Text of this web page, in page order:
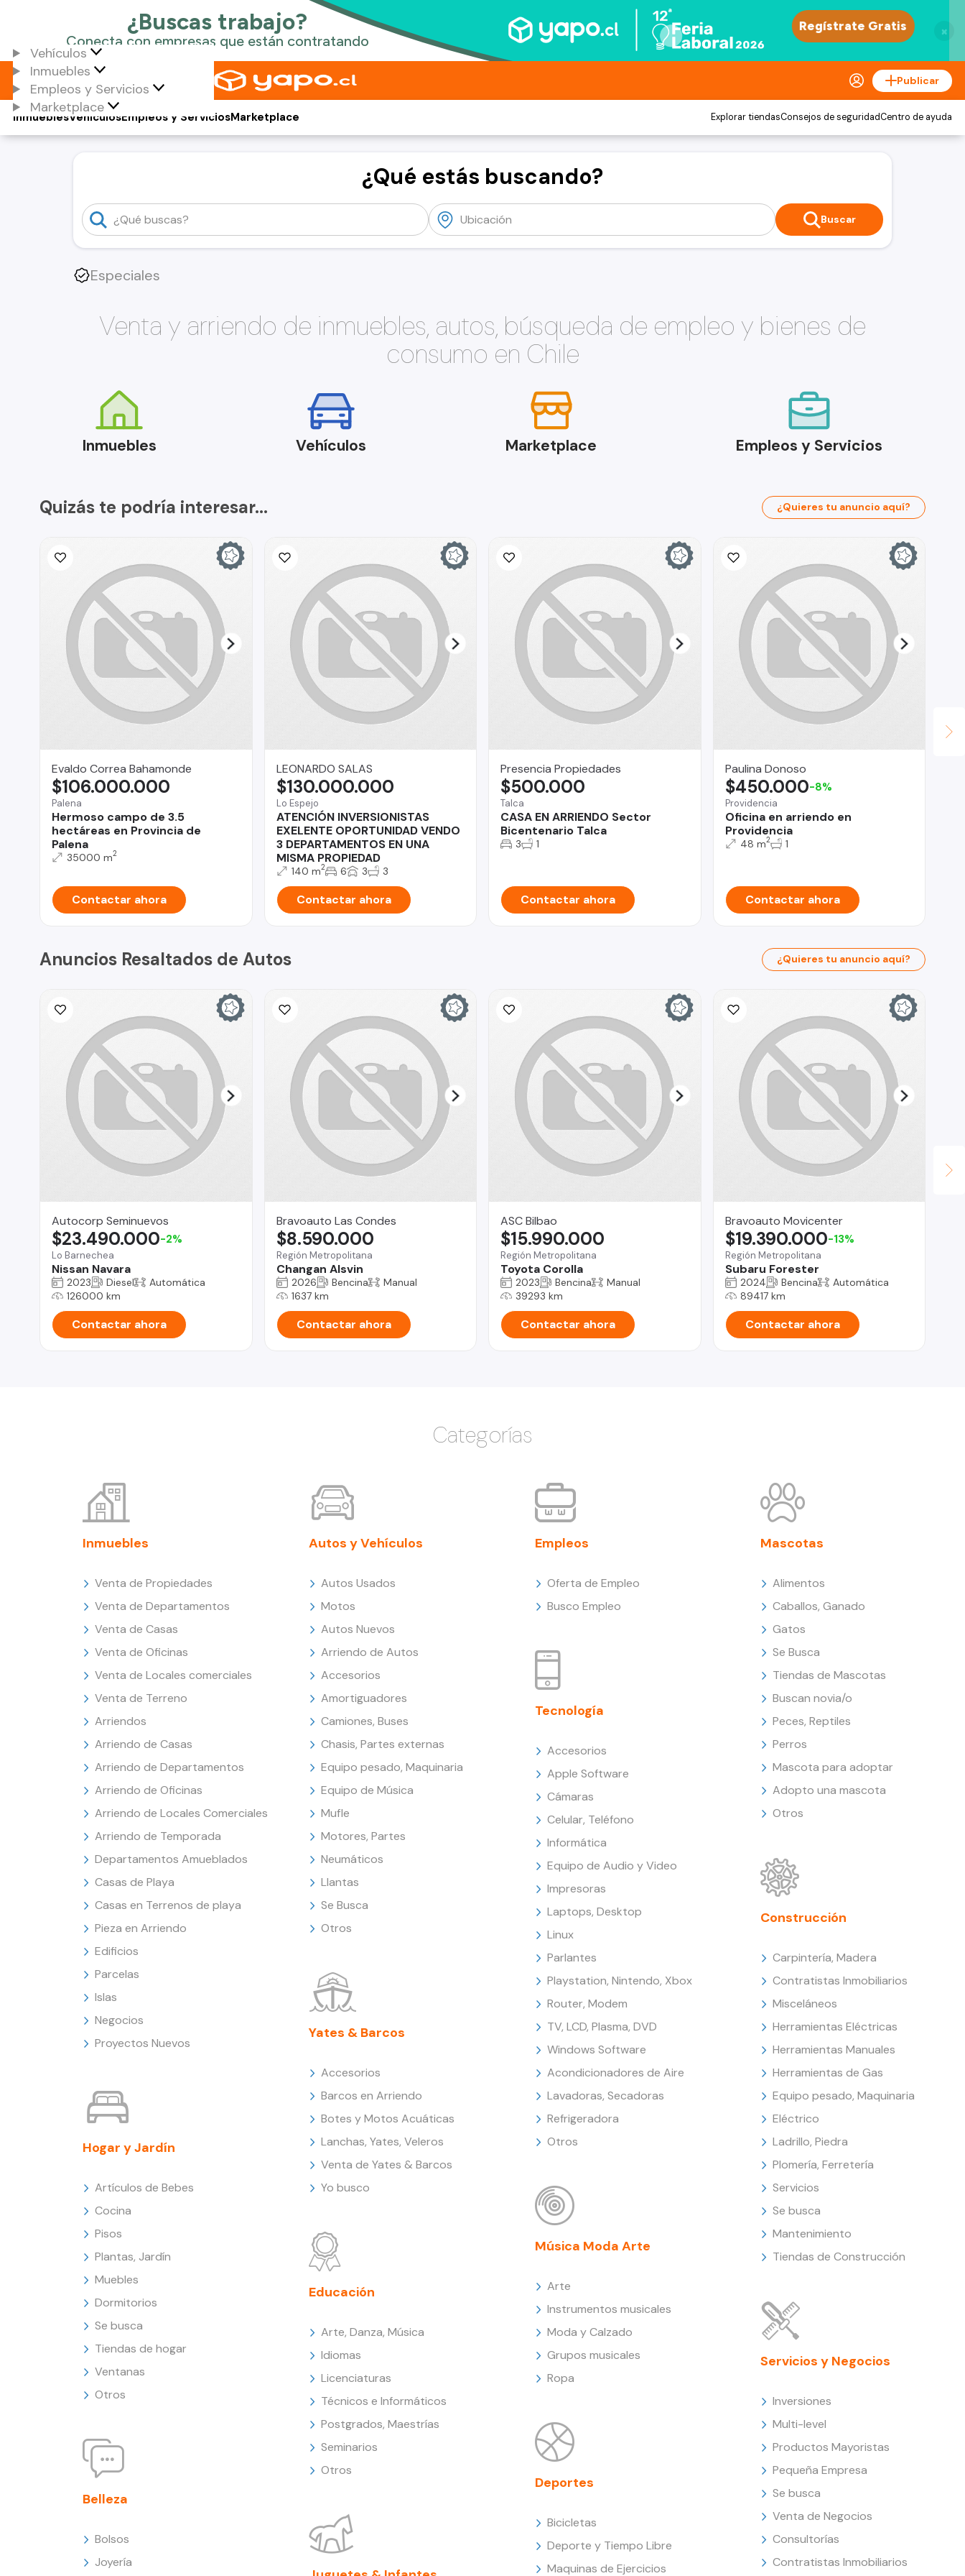
×
Vehículos
Inmuebles
Empleos y Servicios
Marketplace
Publicar
Vehículos
Inmuebles Empleos y ServiciosMarketplace Explorar tiendasConsejos de seguridadCentro de ayuda
¿Qué estás buscando?
Buscar
Especiales
Venta y arriendo de inmuebles, autos, búsqueda de empleo y bienes de
consumo en Chile
Inmuebles Vehículos Marketplace Empleos y Servicios
Quizás te podría interesar... ¿Quieres tu anuncio aquí?
Evaldo Correa Bahamonde
Palena
Hermoso campo de 3.5
hectáreas en Provincia de
Palena
$106.000.000
35000 m2
Contactar ahora
LEONARDO SALAS
Lo Espejo
ATENCIÓN INVERSIONISTAS
EXELENTE OPORTUNIDAD VENDO
3 DEPARTAMENTOS EN UNA
MISMA PROPIEDAD
$130.000.000
140 m2 6 3 3
Contactar ahora
Presencia Propiedades
Talca
CASA EN ARRIENDO Sector
Bicentenario Talca
$500.000
3 1
Contactar ahora
Paulina Donoso
Providencia
Oficina en arriendo en
Providencia
$450.000-8%
48 m2 1
Contactar ahora
Anuncios Resaltados de Autos ¿Quieres tu anuncio aquí?
Autocorp Seminuevos
Lo Barnechea
Nissan Navara
$23.490.000-2%
2023 Diesel
Automática
126000 km
Contactar ahora
Bravoauto Las Condes
Región Metropolitana
Changan Alsvin
$8.590.000
2026 Bencina
Manual
1637 km
Contactar ahora
ASC Bilbao
Región Metropolitana
Toyota Corolla
$15.990.000
2023 Bencina
Manual
39293 km
Contactar ahora
Bravoauto Movicenter
Región Metropolitana
Subaru Forester
$19.390.000-13%
2024 Bencina
Automática
89417 km
Contactar ahora
Categorías
Inmuebles
Venta de Propiedades
Venta de Departamentos
Venta de Casas
Venta de Oficinas
Venta de Locales comerciales
Venta de Terreno
Arriendos
Arriendo de Casas
Arriendo de Departamentos
Arriendo de Oficinas
Arriendo de Locales Comerciales
Arriendo de Temporada
Departamentos Amueblados
Casas de Playa
Casas en Terrenos de playa
Pieza en Arriendo
Edificios
Parcelas
Islas
Negocios
Proyectos Nuevos
Hogar y Jardín
Artículos de Bebes
Cocina
Pisos
Plantas, Jardín
Muebles
Dormitorios
Se busca
Tiendas de hogar
Ventanas
Otros
Belleza
Bolsos
Joyería
Autos y Vehículos
Autos Usados
Motos
Autos Nuevos
Arriendo de Autos
Accesorios
Amortiguadores
Camiones, Buses
Chasis, Partes externas
Equipo pesado, Maquinaria
Equipo de Música
Mufle
Motores, Partes
Neumáticos
Llantas
Se Busca
Otros
Yates & Barcos
Accesorios
Barcos en Arriendo
Botes y Motos Acuáticas
Lanchas, Yates, Veleros
Venta de Yates & Barcos
Yo busco
Educación
Arte, Danza, Música
Idiomas
Licenciaturas
Técnicos e Informáticos
Postgrados, Maestrías
Seminarios
Otros
Empleos
Oferta de Empleo
Busco Empleo
Tecnología
Accesorios
Apple Software
Cámaras
Celular, Teléfono
Informática
Equipo de Audio y Video
Impresoras
Laptops, Desktop
Linux
Parlantes
Playstation, Nintendo, Xbox
Router, Modem
TV, LCD, Plasma, DVD
Windows Software
Acondicionadores de Aire
Lavadoras, Secadoras
Refrigeradora
Otros
Música Moda Arte
Arte
Instrumentos musicales
Moda y Calzado
Grupos musicales
Ropa
Deportes
Bicicletas
Deporte y Tiempo Libre
Maquinas de Ejercicios
Mascotas
Alimentos
Caballos, Ganado
Gatos
Se Busca
Tiendas de Mascotas
Buscan novia/o
Peces, Reptiles
Perros
Mascota para adoptar
Adopto una mascota
Otros
Construcción
Carpintería, Madera
Contratistas Inmobiliarios
Misceláneos
Herramientas Eléctricas
Herramientas Manuales
Herramientas de Gas
Equipo pesado, Maquinaria
Eléctrico
Ladrillo, Piedra
Plomería, Ferretería
Servicios
Se busca
Mantenimiento
Tiendas de Construcción
Servicios y Negocios
Inversiones
Multi-level
Productos Mayoristas
Pequeña Empresa
Se busca
Venta de Negocios
Consultorías
Contratistas Inmobiliarios